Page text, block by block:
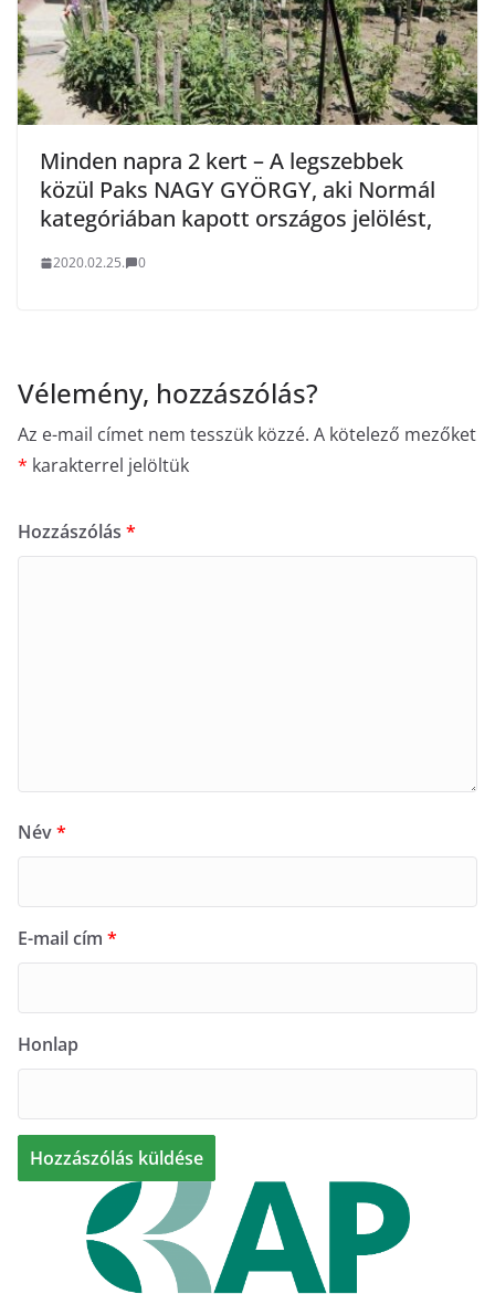
Minden napra 2 kert – A legszebbek
közül Paks NAGY GYÖRGY, aki Normál
kategóriában kapott országos jelölést,
2020.02.25. 0
Vélemény, hozzászólás?
Az e-mail címet nem tesszük közzé. A kötelező mezőket
* karakterrel jelöltük
Hozzászólás *
Név*
E-mail cím *
Honlap